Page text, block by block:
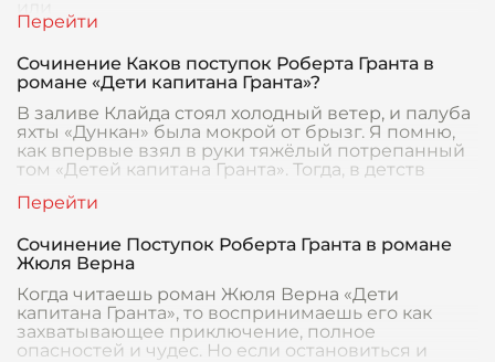
Сочинение Каков поступок Роберта Гранта в
романе «Дети капитана Гранта»?
В заливе Клайда стоял холодный ветер, и палуба
яхты «Дункан» была мокрой от брызг. Я помню,
как впервые взял в руки тяжёлый потрепанный
том «Детей капитана Гранта». Тогда, в детств
Сочинение Поступок Роберта Гранта в романе
Жюля Верна
Когда читаешь роман Жюля Верна «Дети
капитана Гранта», то воспринимаешь его как
захватывающее приключение, полное
опасностей и чудес. Но если остановиться и